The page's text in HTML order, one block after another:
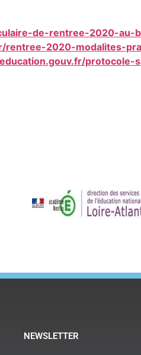
de-rentree-2020-au-
rentree-2020-modalites-
NEWSLETTER